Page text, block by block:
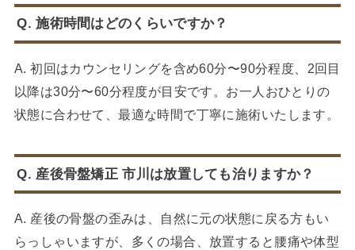
Q. 施術時間はどのくらいですか？
A. 初回はカウンセリングを含め60分〜90分程度、2回目
以降は30分〜60分程度が目安です。お一人おひとりの
状態に合わせて、最適な時間で丁寧に施術いたします。
Q. 産後骨盤矯正 市川は放置しても治りますか？
A. 産後の骨盤の歪みは、自然に元の状態に戻る方もい
らっしゃいますが、多くの場合、放置すると腰痛や体型